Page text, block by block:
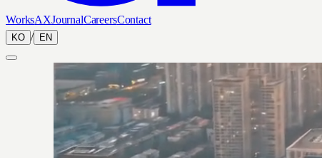
WorksAXJournalCareersContact
KO / EN